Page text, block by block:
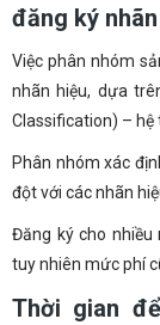
đăng ký
Việc phân nhóm
nhãn hiệu, dựa
Classification) – hệ
Phân nhóm xác
đột với các nhãn
Đăng ký cho nhiều
tuy nhiên mức phí
Thời gian